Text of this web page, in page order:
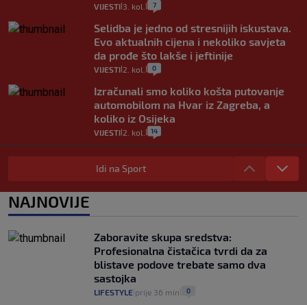
VIJESTI 3. kol. 7
Selidba je jedno od stresnijih iskustava.
Evo aktualnih cijena i nekoliko savjeta
da prođe što lakše i jeftinije
VIJESTI 2. kol. 0
Izračunali smo koliko košta putovanje
automobilom na Hvar iz Zagreba, a
koliko iz Osijeka
VIJESTI 2. kol. 14
"Kći je otišla na more, a zaboravila
zdravstvenu iskaznicu". Kakva su prava
pacijenata izvan mjesta prebivališta?
1
Plenković na 15 dana ukine mjere: "Ne bi
se dogodilo ništa. Vlada se zaljubila u te
intervencije"
30. srp. 25
Idi na Sport
NAJNOVIJE
Zaboravite skupa sredstva:
Profesionalna čistačica tvrdi da za
blistave podove trebate samo dva
sastojka
LIFESTYLE prije 36 min 0